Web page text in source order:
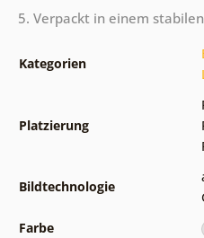
5. Verpackt in einem
Kategorien
Platzierung
Bildtechnologie
Farbe